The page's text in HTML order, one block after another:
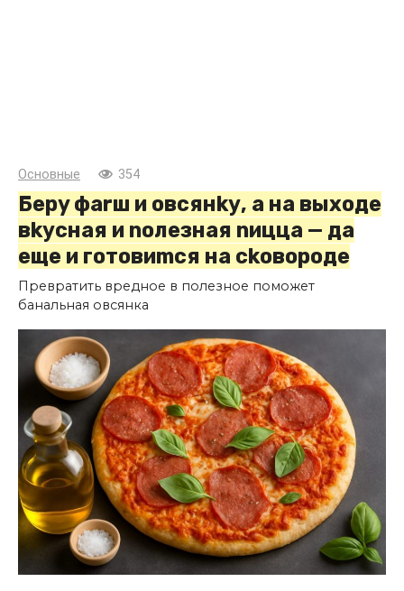
Основные 354
Бeрy фаrш и овсянkу, а на выходе
вkусная и nолезная nицца — да
еще и готовиmся на сkовороде
Превратить вредное в полезное поможет
банальная овсянка